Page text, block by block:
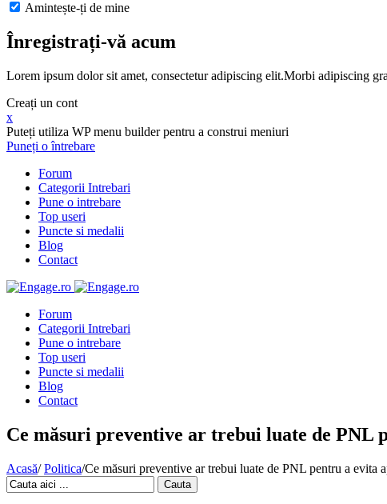
Amintește-ți de mine
Înregistrați-vă acum
Lorem ipsum dolor sit amet, consectetur adipiscing elit.Morbi adipiscing
Creați un cont
x
Puteți utiliza WP menu builder pentru a construi meniuri
Puneți o întrebare
Forum
Categorii Intrebari
Pune o intrebare
Top useri
Puncte si medalii
Blog
Contact
Forum
Categorii Intrebari
Pune o intrebare
Top useri
Puncte si medalii
Blog
Contact
Ce măsuri preventive ar trebui luate de
Acasă/ Politica/Ce măsuri preventive ar trebui luate de PNL pentru a evita
Cauta